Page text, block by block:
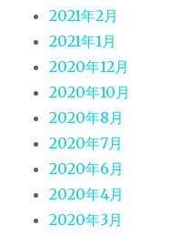
2021年2月
2021年1月
2020年12月
2020年10月
2020年8月
2020年7月
2020年6月
2020年4月
2020年3月